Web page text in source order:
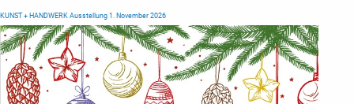
KUNST + HANDWERK Ausstellung 1. November 2026